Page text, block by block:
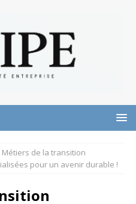
Métiers de la transition
pour un avenir durable !